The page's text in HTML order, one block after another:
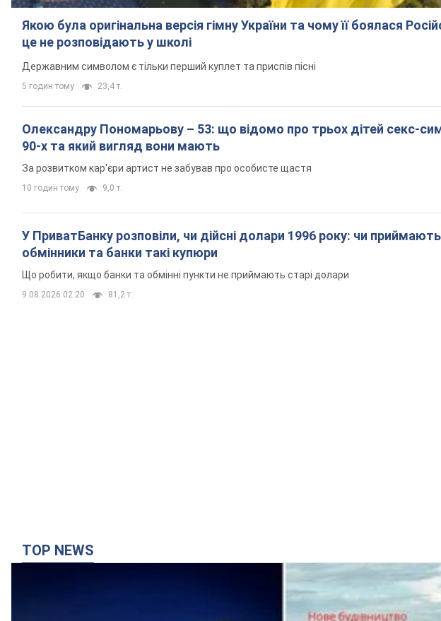
Якою була оригінальна версія гімну України та чому її боялася
це не розповідають у школі
Державним символом є тільки перший куплет та приспів пісні
5 годин тому 23,4 т.
Олександру Пономарьову – 53: що відомо про трьох дітей секс-
90-х та який вигляд вони мають
За розвитком кар'єри артист не забував про особисте щастя
10 годин тому 9,0 т.
У ПриватБанку розповіли, чи дійсні долари 1996 року: чи приймають
обмінники та банки такі купюри
Що робити, якщо банки та обмінні пункти не приймають старі долари
9.08.2026 02:20 81,2 т.
TOP NEWS